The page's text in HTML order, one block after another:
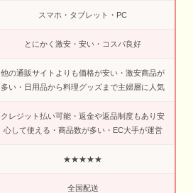
スマホ・タブレット・PC
とにかく激安・安い・コスパ良好
他の通販サイトよりも価格が安い・激安商品が
多い・日用品から料理グッズまで主婦層に人気
クレジット払い可能・返金や返品制度もあり安
心して使える・商品数が多い・EC大手が運営
★★★★★
全国配送